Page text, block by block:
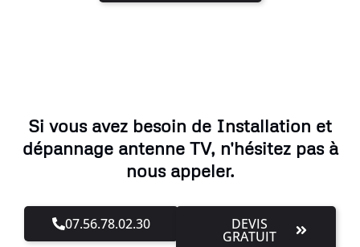
Si vous avez besoin de Installation et
dépannage antenne TV, n'hésitez pas à
nous appeler.
07.56.78.02.30 DEVIS
GRATUIT